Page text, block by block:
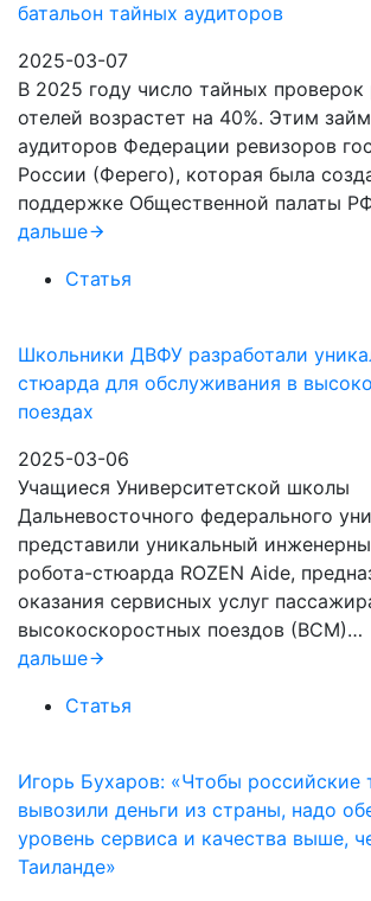
батальон тайных аудиторов
2025-03-07
В 2025 году число тайных проверок
отелей возрастет на 40%. Этим
аудиторов Федерации ревизоров
России (Ферего), которая была
поддержке Общественной палаты
дальше
Статья
Школьники ДВФУ разработали
стюарда для обслуживания в
поездах
2025-03-06
Учащиеся Университетской школы
Дальневосточного федерального
представили уникальный
робота-стюарда ROZEN Aide,
оказания сервисных услуг
высокоскоростных поездов (ВСМ)…
дальше
Статья
Игорь Бухаров: «Чтобы российские
вывозили деньги из страны, надо
уровень сервиса и качества выше,
Таиланде»